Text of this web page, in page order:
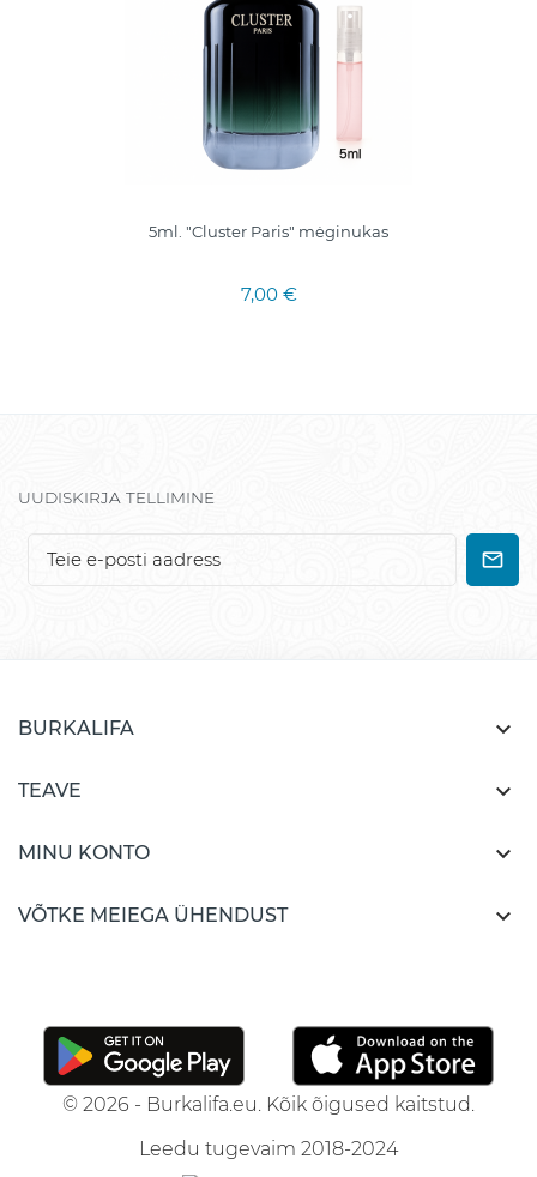
5ml. "Cluster Paris" mėginukas
7,00 €
UUDISKIRJA TELLIMINE
BURKALIFA 
TEAVE 
MINU KONTO 
VÕTKE MEIEGA ÜHENDUST 
© 2026 - Burkalifa.eu. Kõik õigused kaitstud.
Leedu tugevaim 2018-2024